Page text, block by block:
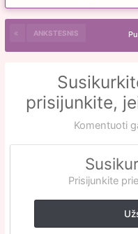
ANKSTESNIS
prisijunkite,
Komentuoti
Prisijunkite